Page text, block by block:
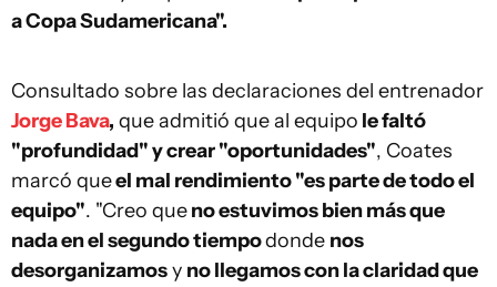
a Copa Sudamericana".
Consultado sobre las declaraciones del entrenador
Jorge Bava, que admitió que al equipo le faltó
"profundidad" y crear "oportunidades", Coates
marcó queel mal rendimiento "es parte de todo el
equipo". "Creo queno estuvimos bien más que
nada en el segundo tiempodonde nos
desorganizamosy no llegamos con la claridad que